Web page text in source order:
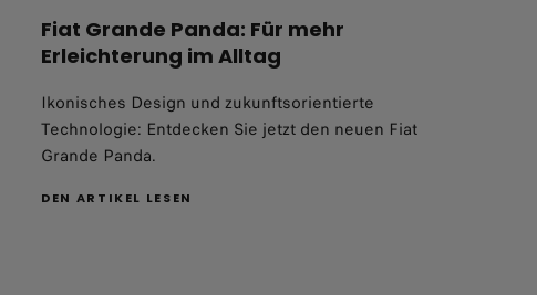
Fiat Grande Panda: Für mehr
Erleichterung im Alltag
Ikonisches Design und zukunftsorientierte
Technologie: Entdecken Sie jetzt den neuen Fiat
Grande Panda.
DEN ARTIKEL LESEN